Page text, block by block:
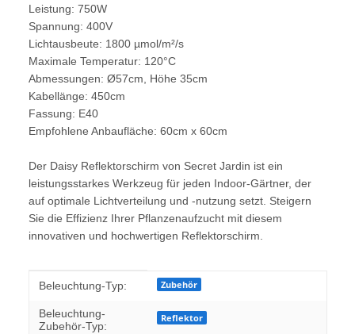
Leistung: 750W
Spannung: 400V
Lichtausbeute: 1800 µmol/m²/s
Maximale Temperatur: 120°C
Abmessungen: Ø57cm, Höhe 35cm
Kabellänge: 450cm
Fassung: E40
Empfohlene Anbaufläche: 60cm x 60cm
Der Daisy Reflektorschirm von Secret Jardin ist ein
leistungsstarkes Werkzeug für jeden Indoor-Gärtner, der
auf optimale Lichtverteilung und -nutzung setzt. Steigern
Sie die Effizienz Ihrer Pflanzenaufzucht mit diesem
innovativen und hochwertigen Reflektorschirm.
Produkteigenschaft
Wert
Beleuchtung-Typ: Zubehör
Beleuchtung-
Zubehör-Typ:
Reflektor